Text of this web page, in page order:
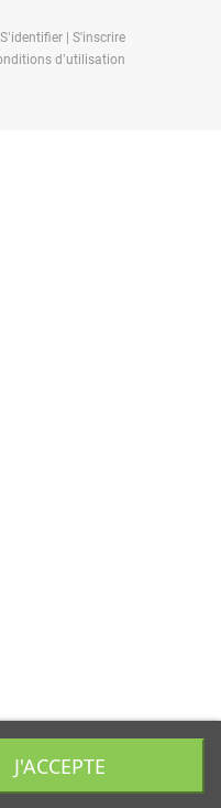
S’identifier | S'inscrire
d’utilisation
J'ACCEPTE